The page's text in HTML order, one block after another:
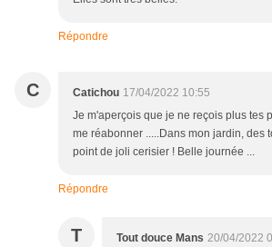
Répondre
C Catichou 17/04/2022 10:55
Je m'aperçois que je ne reçois plus tes
me réabonner .....Dans mon jardin, des
point de joli cerisier ! Belle journée ...
Répondre
T Tout douce Mans 20/04/2022